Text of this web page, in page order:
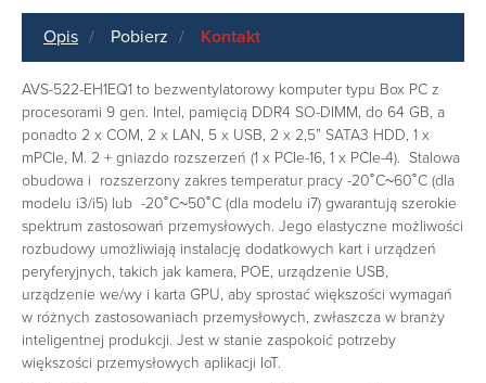
Opis Pobierz Kontakt
AVS-522-EH1EQ1 to bezwentylatorowy komputer typu Box PC z
procesorami 9 gen. Intel, pamięcią DDR4 SO-DIMM, do 64 GB, a
ponadto 2 x COM, 2 x LAN, 5 x USB, 2 x 2,5” SATA3 HDD, 1 x
mPCIe, M. 2 + gniazdo rozszerzeń (1 x PCIe-16, 1 x PCIe-4). Stalowa
obudowa i rozszerzony zakres temperatur pracy -20˚C~60˚C (dla
modelu i3/i5) lub -20˚C~50˚C (dla modelu i7) gwarantują szerokie
spektrum zastosowań przemysłowych. Jego elastyczne możliwości
rozbudowy umożliwiają instalację dodatkowych kart i urządzeń
peryferyjnych, takich jak kamera, POE, urządzenie USB,
urządzenie we/wy i karta GPU, aby sprostać większości wymagań
w różnych zastosowaniach przemysłowych, zwłaszcza w branży
inteligentnej produkcji. Jest w stanie zaspokoić potrzeby
większości przemysłowych aplikacji IoT.